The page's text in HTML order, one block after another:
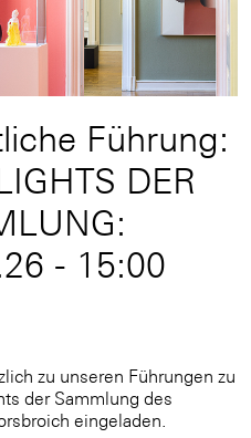
Führung:
DER
- 15:00
zu unseren Führungen zu
der Sammlung des
eingeladen.